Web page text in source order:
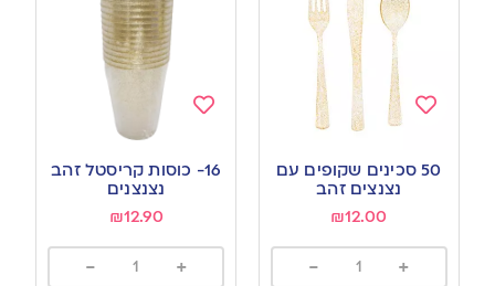
to
wishlist
50 סכינים שקופים עם
נצנצים זהב
₪12.00
+
-
to
wishlist
16- כוסות קריסטל זהב
נצנצנים
₪12.90
+
-